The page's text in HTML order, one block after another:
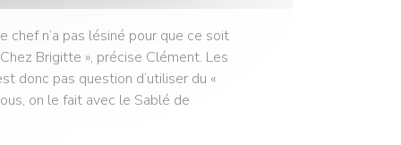
chef n’a pas lésiné pour que ce soit
Brigitte », précise Clément. Les
donc pas question d’utiliser du «
on le fait avec le Sablé de